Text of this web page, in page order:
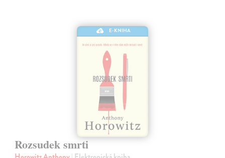
E-KNIHA
Rozsudek smrti